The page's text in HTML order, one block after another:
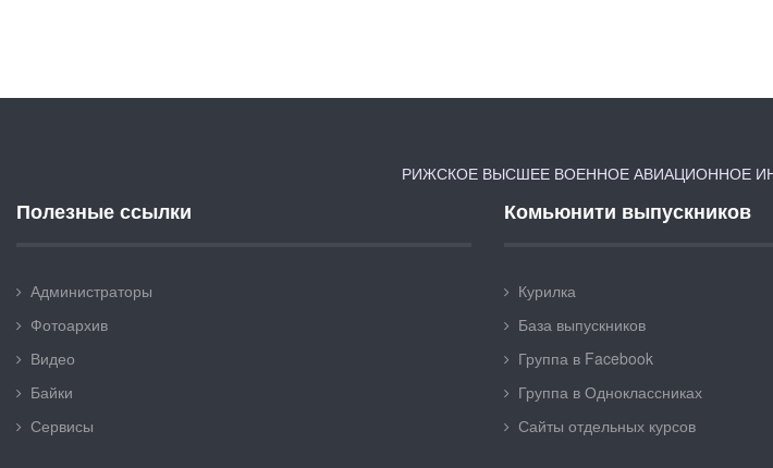
РИЖСКОЕ ВЫСШЕЕ ВОЕННОЕ АВИАЦИОННОЕ
Полезные ссылки
Администраторы
Фотоархив
Видео
Байки
Сервисы
Комьюнити выпускников
Курилка
База выпускников
Группа в Facebook
Группа в Одноклассниках
Сайты отдельных курсов